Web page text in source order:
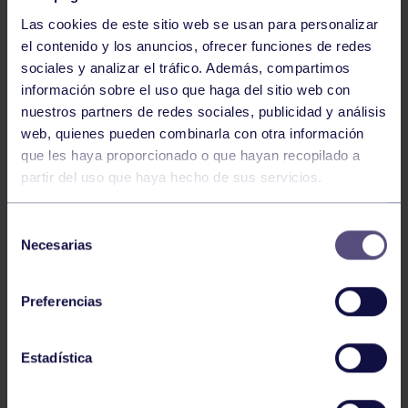
Las cookies de este sitio web se usan para personalizar
el contenido y los anuncios, ofrecer funciones de redes
sociales y analizar el tráfico. Además, compartimos
información sobre el uso que haga del sitio web con
nuestros partners de redes sociales, publicidad y análisis
web, quienes pueden combinarla con otra información
que les haya proporcionado o que hayan recopilado a
partir del uso que haya hecho de sus servicios.
Necesarias
Preferencias
Estadística
Baloncesto
ÚLTIMOS RESULTADOS DE LA SECCIÓN
Baloncesto